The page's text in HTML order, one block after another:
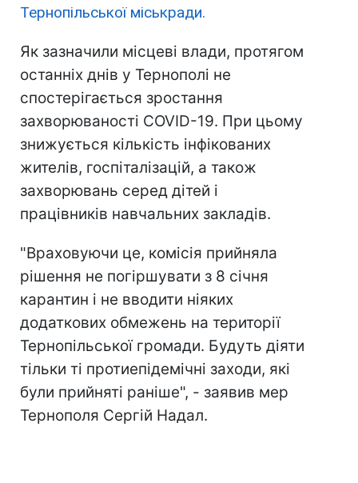
Тернопільської міськради.
Як зазначили місцеві влади, протягом
останніх днів у Тернополі не
спостерігається зростання
захворюваності COVID-19. При цьому
знижується кількість інфікованих
жителів, госпіталізацій, а також
захворювань серед дітей і
працівників навчальних закладів.
"Враховуючи це, комісія прийняла
рішення не погіршувати з 8 січня
карантин і не вводити ніяких
додаткових обмежень на території
Тернопільської громади. Будуть діяти
тільки ті протиепідемічні заходи, які
були прийняті раніше", - заявив мер
Тернополя Сергій Надал.